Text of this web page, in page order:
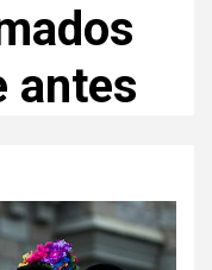
antes